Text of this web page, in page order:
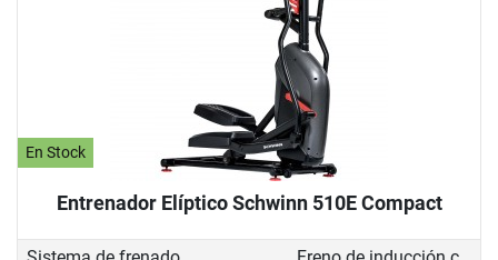
En Stock
Entrenador Elíptico Schwinn 510E Compact